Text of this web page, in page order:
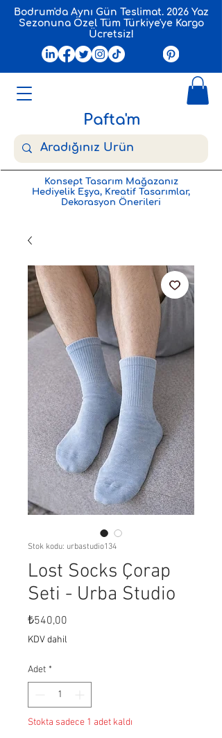
Pafta'm
Bodrum'da Aynı Gün Teslimat. 2026 Yaz
Sezonuna Özel Tüm Türkiye'ye Kargo
Ücretsiz!
Konsept Tasarım Mağazanız
Hediyelik Eşya, Kreatif Tasarımlar,
Dekorasyon Önerileri
Stok kodu: urbastudio134
Lost Socks Çorap
Seti - Urba Studio
₺540,00
KDV dahil
Adet *
Stokta sadece 1 adet kaldı